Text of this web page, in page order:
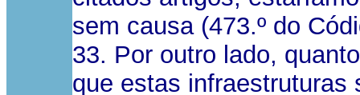
sem causa (473.º do
33. Por outro lado,
que estas infraestruturas